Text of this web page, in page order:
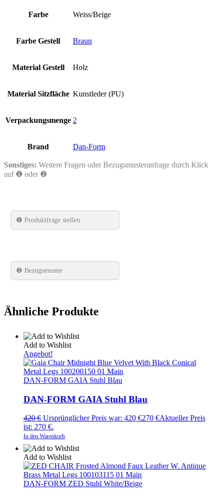
Farbe Weiss/Beige
Farbe Gestell Braun
Material Gestell Holz
Material Sitzfläche Kunstleder (PU)
Verpackungsmenge 2
Brand Dan-Form
Sonstiges: Weitere Fragen oder Bezugsmusteranfrage durch Klick
auf ❶ oder ❷
❶ Produktfrage stellen
❷ Bezugsmuster
Ähnliche Produkte
Add to Wishlist
Angebot!
DAN-FORM GAIA Stuhl Blau
DAN-FORM GAIA Stuhl Blau
420€ Ursprünglicher Preis war: 420 €270 €Aktueller Preis
ist: 270 €.
In den Warenkorb
Add to Wishlist
DAN-FORM ZED Stuhl White/Beige